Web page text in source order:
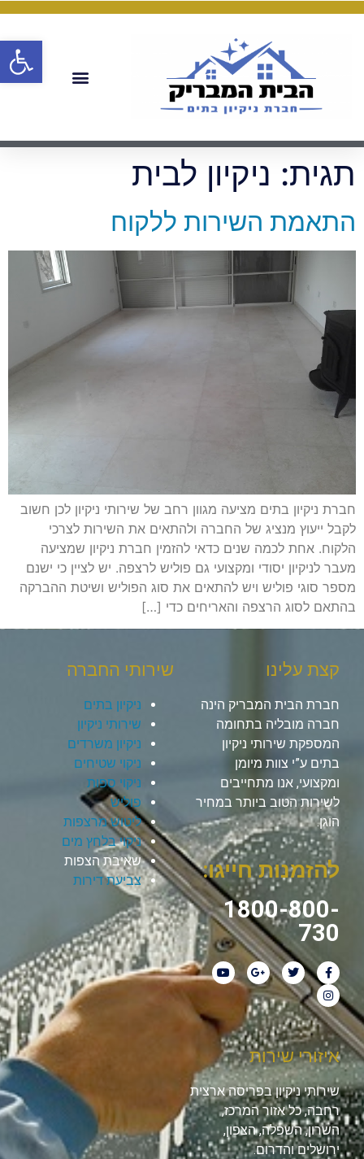
תגית: ניקיון לבית
התאמת השירות ללקוח
חברת ניקיון בתים מציעה מגוון רחב של שירותי ניקיון לכן חשוב
לקבל ייעוץ מנציג של החברה ולהתאים את השירות לצרכי
הלקוח. אחת לכמה שנים כדאי להזמין חברת ניקיון שמציעה
מעבר לניקיון יסודי ומקצועי גם פוליש לרצפה. יש לציין כי ישנם
מספר סוגי פוליש ויש להתאים את סוג הפוליש ושיטת ההברקה
בהתאם לסוג הרצפה והאריחים כדי […]
קצת עלינו
חברת הבית המבריק הינה
חברה מובליה בתחומה
המספקת שירותי ניקיון
בתים ע”י צוות מיומן
ומקצועי, אנו מתחייבים
לשירות הטוב ביותר במחיר
הוגן.
להזמנות חייגו:
1800-800-
730
שירותי החברה
ניקיון בתים
שירותי ניקיון
ניקיון משרדים
ניקוי שטיחים
ניקוי ספות
פוליש
ליטוש מרצפות
ניקוי בלחץ מים
שאיבת הצפות
צביעת דירות
איזורי שירות
שירותי ניקיון בפריסה ארצית
רחבה, כל אזור המרכז,
השרון, השפלה, הצפון,
ירושלים והדרום.